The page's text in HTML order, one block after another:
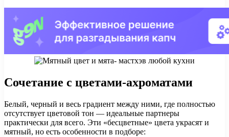
Сочетание с цветами-ахроматами
Белый, черный и весь градиент между ними, где полностью
отсутствует цветовой тон — идеальные партнеры
практически для всего. Эти «бесцветные» цвета украсят и
мятный, но есть особенности в подборе: